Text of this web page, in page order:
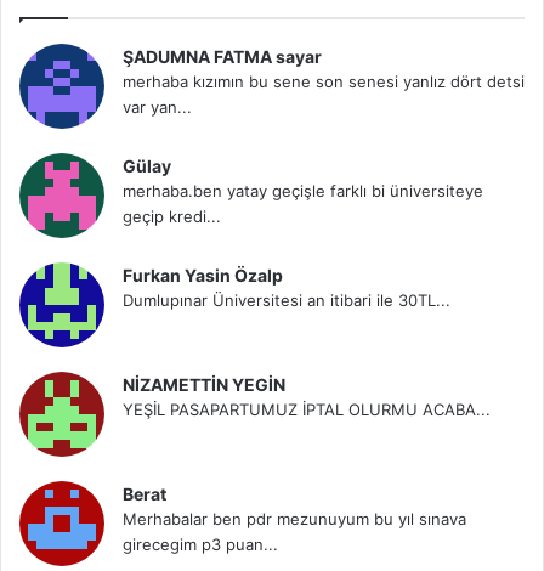
ŞADUMNA FATMA sayar
merhaba kızımın bu sene son senesi yanlız dört detsi
var yan...
Gülay
merhaba.ben yatay geçişle farklı bi üniversiteye
geçip kredi...
Furkan Yasin Özalp
Dumlupınar Üniversitesi an itibari ile 30TL...
NİZAMETTİN YEGİN
YEŞİL PASAPARTUMUZ İPTAL OLURMU ACABA...
Berat
Merhabalar ben pdr mezunuyum bu yıl sınava
girecegim p3 puan...